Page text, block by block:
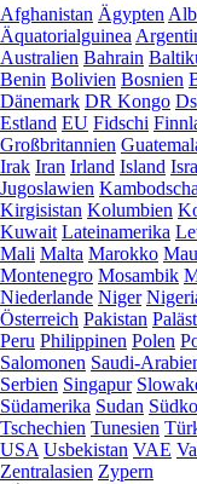
Afghanistan Ägypten
Äquatorialguinea
Australien Bahrain
Benin Bolivien Bosnien
Dänemark DR Kongo
Estland EU Fidschi
Großbritannien
Irak Iran Irland Island
Jugoslawien Kambodscha
Kirgisistan Kolumbien
Kuwait Lateinamerika
Mali Malta Marokko
Montenegro Mosambik
Niederlande Niger
Österreich Pakistan
Peru Philippinen Polen
Salomonen Saudi-
Serbien Singapur
Südamerika Sudan
Tschechien Tunesien
USA Usbekistan VAE
Zentralasien Zypern